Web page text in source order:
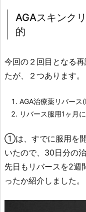
AGAスキンク
的
今回の２回目となる
たが、２つあります。
AGA治療薬リバース
リバース服用1ヶ月
①は、すでに服用を
いたので、30日分の
先日もリバースを2週
ったか紹介しました。